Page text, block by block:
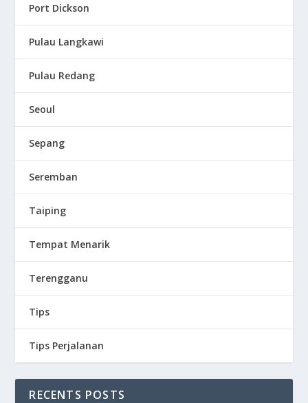
Port Dickson
Pulau Langkawi
Pulau Redang
Seoul
Sepang
Seremban
Taiping
Tempat Menarik
Terengganu
Tips
Tips Perjalanan
RECENTS POSTS